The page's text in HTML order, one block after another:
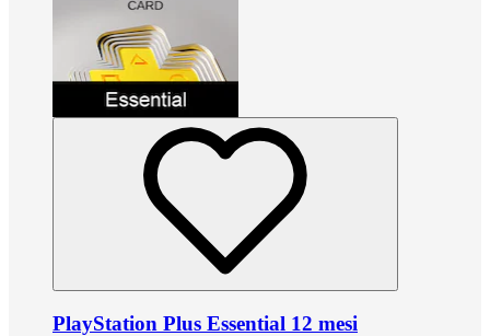
PlayStation Plus Essential 12 mesi